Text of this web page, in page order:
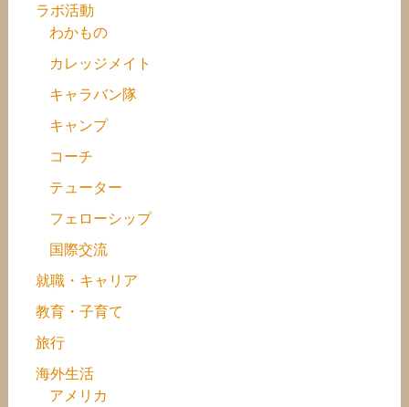
ラボ活動
わかもの
カレッジメイト
キャラバン隊
キャンプ
コーチ
テューター
フェローシップ
国際交流
就職・キャリア
教育・子育て
旅行
海外生活
アメリカ